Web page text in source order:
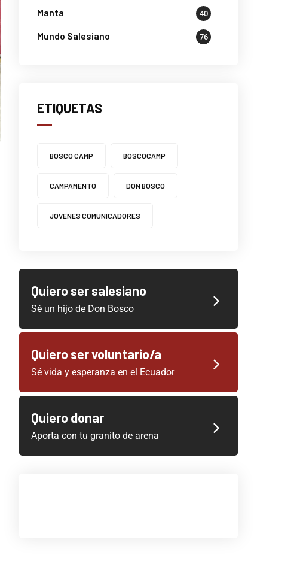
Manta 40
Mundo Salesiano 76
ETIQUETAS
BOSCO CAMP BOSCOCAMP
CAMPAMENTO DON BOSCO
JOVENES COMUNICADORES
Quiero ser salesiano
Sé un hijo de Don Bosco
Quiero ser voluntario/a
Sé vida y esperanza en el Ecuador
Quiero donar
Aporta con tu granito de arena